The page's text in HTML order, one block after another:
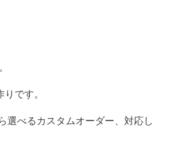
です。
選べるカスタムオーダー、対応し